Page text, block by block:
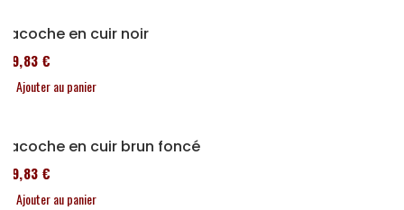
Sacoche en cuir noir
119,83 €
Ajouter au panier
Sacoche en cuir brun foncé
119,83 €
Ajouter au panier